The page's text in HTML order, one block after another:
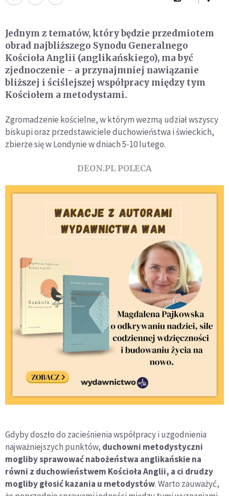
Jednym z tematów, który będzie przedmiotem
obrad najbliższego Synodu Generalnego
Kościoła Anglii (anglikańskiego), ma być
zjednoczenie - a przynajmniej nawiązanie
bliższej i ściślejszej współpracy między tym
Kościołem a metodystami.
Zgromadzenie kościelne, w którym wezmą udział wszyscy
biskupi oraz przedstawiciele duchowieństwa i świeckich,
zbierze się w Londynie w dniach 5-10 lutego.
DEON.PL POLECA
Gdyby doszło do zacieśnienia współpracy i uzgodnienia
najważniejszych punktów, duchowni metodystyczni
mogliby sprawować nabożeństwa anglikańskie na
równi z duchowieństwem Kościoła Anglii, a ci drudzy
mogliby głosić kazania u metodystów. Warto zauważyć,